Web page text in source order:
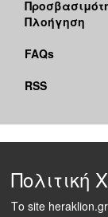
Πλοήγηση
FAQs
RSS
Πολιτική
Το site